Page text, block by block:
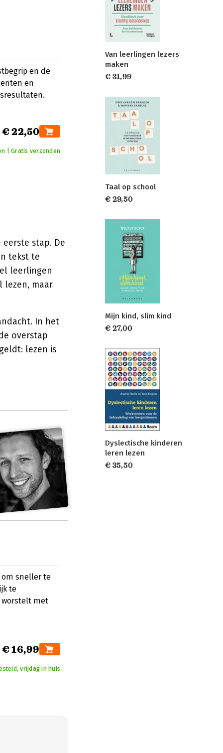
en de
en
€ 22,50
| Gratis verzonden
stap. De
tekst te
leerlingen
lezen, maar
In het
overstap
lezen is
om sneller te
te
worstelt met
€ 16,99
vrijdag in huis
Van leerlingen lezers
maken
€ 31,99
Taal op school
€ 29,50
Mijn kind, slim kind
€ 27,00
Dyslectische kinderen
leren lezen
€ 35,50